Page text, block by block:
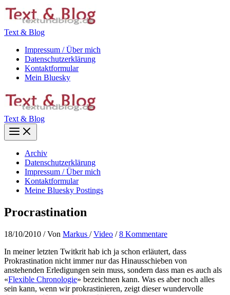
Zum
Inhalt
Text & Blog
Impressum / Über mich
Datenschutzerklärung
Kontaktformular
Mein Bluesky
Text & Blog
Main
Menu
Archiv
Datenschutzerklärung
Impressum / Über mich
Kontaktformular
Meine Bluesky Postings
Procrastination
18/10/2010 / Von Markus /Video /8 Kommentare
In meiner letzten Twitkrit hab ich ja schon erläutert, dass
Prokrastination nicht immer nur das Hinausschieben von
anstehenden Erledigungen sein muss, sondern dass man es auch als
«Flexible Chronologie» bezeichnen kann. Was es aber noch alles
sein kann, wenn wir prokrastinieren, zeigt dieser wundervolle